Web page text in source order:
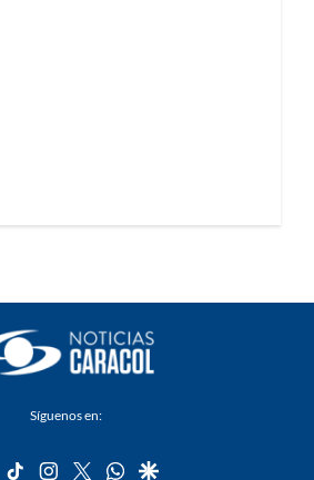
Síguenos en:
facebook
tiktok instagram
twitterwhatsapp
google